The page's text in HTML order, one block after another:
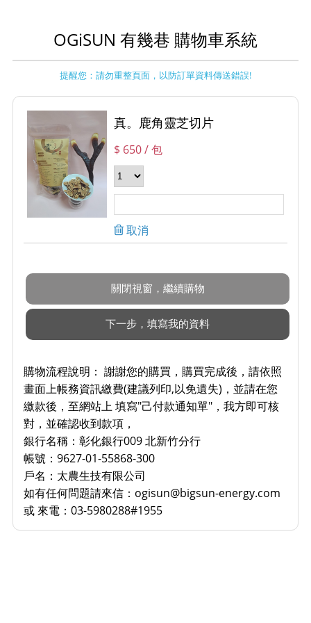
OGiSUN 有幾巷 購物車系統
提醒您：請勿重整頁面，以防訂單資料傳送錯誤!
真。鹿角靈芝切片
$ 650/ 包
取消
購物流程說明： 謝謝您的購買，購買完成後，請依照
畫面上帳務資訊繳費(建議列印,以免遺失)，並請在您
繳款後，至網站上 填寫"己付款通知單"，我方即可核
對，並確認收到款項，
銀行名稱：彰化銀行009 北新竹分行
帳號：9627-01-55868-300
戶名：太農生技有限公司
如有任何問題請來信：ogisun@bigsun-energy.com
或 來電：03-5980288#1955